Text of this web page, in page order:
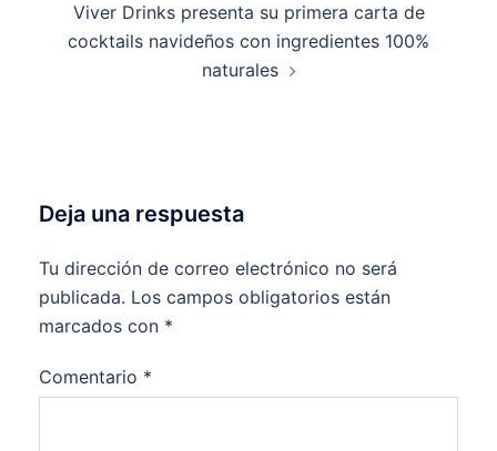
Viver Drinks presenta su primera carta de
cocktails navideños con ingredientes 100%
naturales
Deja una respuesta
Tu dirección de correo electrónico no será
publicada. Los campos obligatorios están
marcados con *
Comentario *